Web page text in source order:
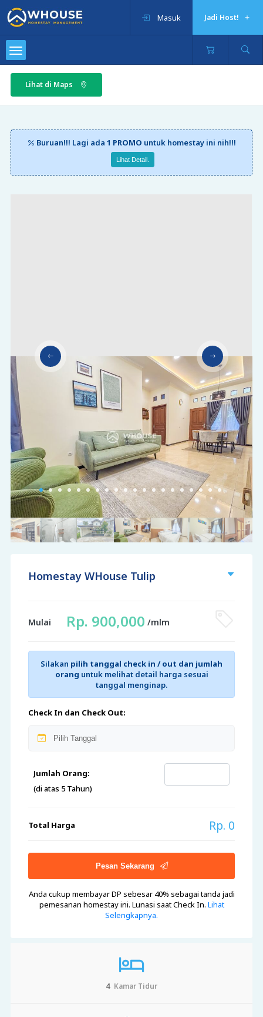
Jadi Host!
Masuk
Lihat di Maps
Buruan!!! Lagi ada 1 PROMO untuk homestay ini nih!!!
Lihat Detail.
Homestay WHouse Tulip
Mulai Rp. 900,000 /mlm
Silakan pilih tanggal check in / out dan jumlah
orang untuk melihat detail harga sesuai
tanggal menginap.
Check In dan Check Out:
Jumlah Orang:
(di atas 5 Tahun)
Total Harga Rp. 0
Pesan Sekarang
Anda cukup membayar DP sebesar 40% sebagai tanda jadi
pemesanan homestay ini. Lunasi saat Check In. Lihat
Selengkapnya.
4 Kamar Tidur